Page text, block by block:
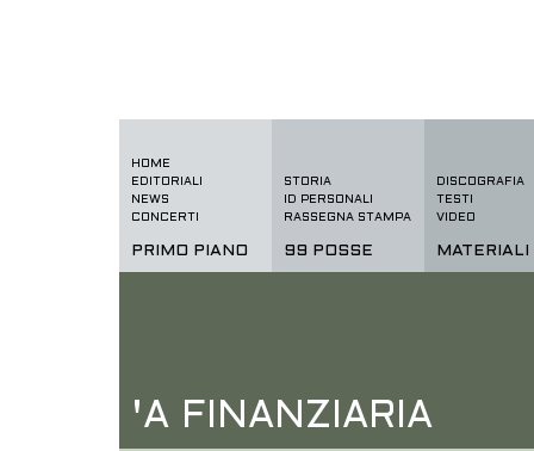
HOME
EDITORIALI
NEWS
CONCERTI
PRIMO PIANO
STORIA
ID PERSONALI
RASSEGNA STAMPA
99 POSSE
DISCOGRAFIA
TESTI
VIDEO
MATERIALI
'A FINANZIARIA